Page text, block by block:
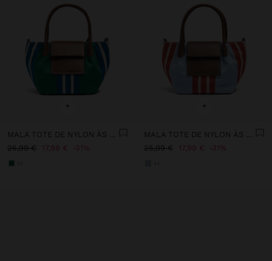
+
MALA TOTE DE NYLON ÀS RISCAS COM ABA
25,99 €
17,99 € 31%
+
MALA TOTE DE NYLON ÀS RISCAS COM ABA
25,99 €
17,99 € 31%